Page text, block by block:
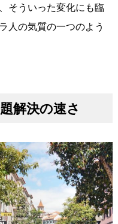
そういった変化にも臨
人の気質の一つのよう
解決の速さ